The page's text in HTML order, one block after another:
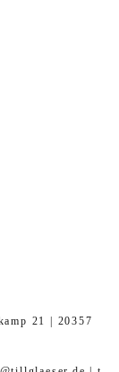
21 | 20357